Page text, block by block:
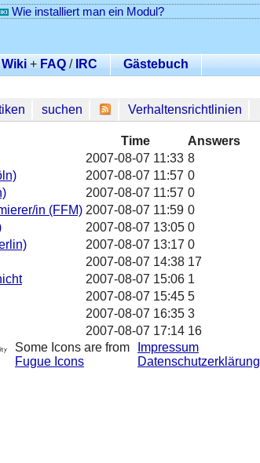
Wie installiert man ein Modul?
Wiki+ FAQ /IRC
Gästebuch
suchen Verhaltensrichtlinien
Time
Answers
2007-08-07 11:33 8
2007-08-07 11:57 0
2007-08-07 11:57 0
in (FFM) 2007-08-07 11:59 0
2007-08-07 13:05 0
2007-08-07 13:17 0
2007-08-07 14:38 17
2007-08-07 15:06 1
2007-08-07 15:45 5
2007-08-07 16:35 3
2007-08-07 17:14 16
Some Icons are from
Fugue Icons
Impressum
Datenschutzerklärung